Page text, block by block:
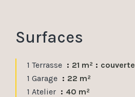
Surfaces
1 Terrasse 21 m²
couverte
1 Garage
22 m²
1 Atelier
40 m²